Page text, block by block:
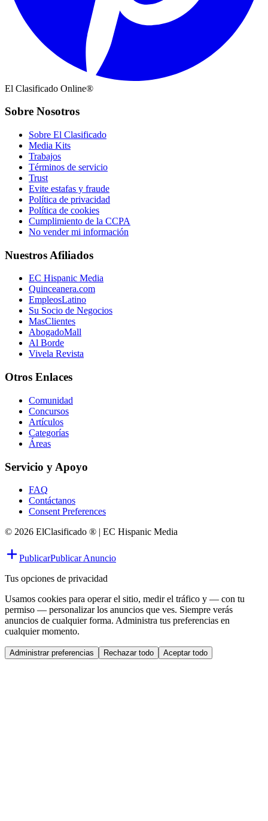
El Clasificado Online®
Sobre Nosotros
Sobre El Clasificado
Media Kits
Trabajos
Términos de servicio
Trust
Evite estafas y fraude
Política de privacidad
Política de cookies
Cumplimiento de la CCPA
No vender mi información
Nuestros Afiliados
EC Hispanic Media
Quinceanera.com
EmpleosLatino
Su Socio de Negocios
MasClientes
AbogadoMall
Al Borde
Vivela Revista
Otros Enlaces
Comunidad
Concursos
Artículos
Categorías
Áreas
Servicio y Apoyo
FAQ
Contáctanos
Consent Preferences
© 2026 ElClasificado ® | EC Hispanic Media
PublicarPublicar Anuncio
Tus opciones de privacidad
Usamos cookies para operar el sitio, medir el tráfico y — con tu
permiso — personalizar los anuncios que ves. Siempre verás
anuncios de cualquier forma. Administra tus preferencias en
cualquier momento.
Administrar preferencias Rechazar todo Aceptar todo